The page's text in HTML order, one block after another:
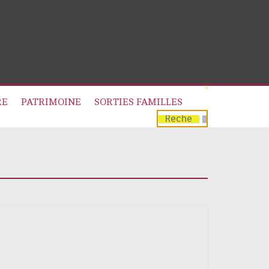
PATRIMOINE
SORTIES FAMILLES